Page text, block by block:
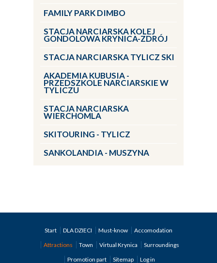
FAMILY PARK DIMBO
STACJA NARCIARSKA KOLEJ
GONDOLOWA KRYNICA-ZDRÓJ
STACJA NARCIARSKA TYLICZ SKI
AKADEMIA KUBUSIA -
PRZEDSZKOLE NARCIARSKIE W
TYLICZU
STACJA NARCIARSKA
WIERCHOMLA
SKITOURING - TYLICZ
SANKOLANDIA - MUSZYNA
Start DLA DZIECI Must-know
Accomodation
Attractions
Town Virtual Krynica
Surroundings
Promotion part
Sitemap Log in